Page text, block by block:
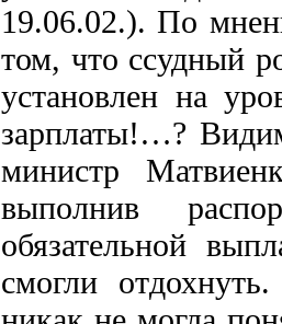
19.06.02.). По
том, что ссудный
установлен на
зарплаты!…?
министр
выполнив
обязательной
смогли